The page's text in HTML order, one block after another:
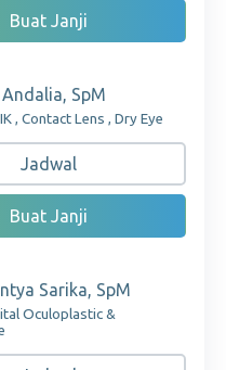
Buat Janji
SpM
, Contact Lens , Dry Eye
Jadwal
Buat Janji
Sarika, SpM
Oculoplastic &